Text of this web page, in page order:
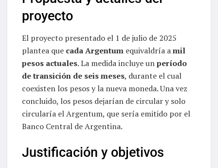
proyecto
El proyecto presentado el 1 de julio de 2025
plantea que cada Argentum equivaldría amil
pesos actuales. La medida incluye unperíodo
de transición de seis meses, durante el cual
coexisten los pesos y la nueva moneda. Una vez
concluido, los pesos dejarían de circular y solo
circularía el Argentum, que sería emitido por el
Banco Central de Argentina.
Justificación y objetivos